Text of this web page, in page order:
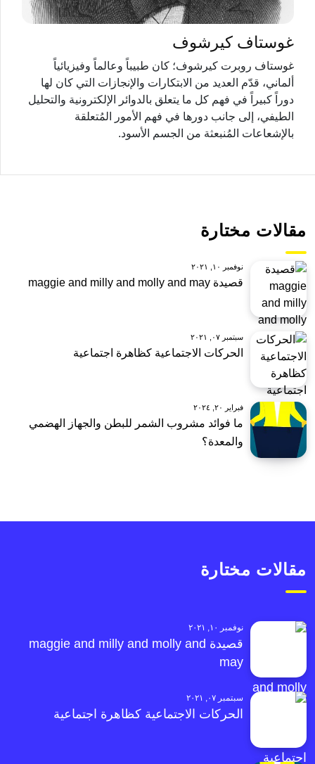
غوستاف كيرشوف
غوستاف روبرت كيرشوف؛ كان طبيباً وعالماً وفيزيائياً
ألماني، قدّم العديد من الابتكارات والإنجازات التي كان لها
دوراً كبيراً في فهم كل ما يتعلق بالدوائر الإلكترونية والتحليل
الطيفي، إلى جانب دورها في فهم الأمور المُتعلقة
بالإشعاعات المُنبعثة من الجسم الأسود.
مقالات مختارة
نوفمبر ١٠, ٢٠٢١
قصيدة maggie and milly and molly and may
سبتمبر ٠٧, ٢٠٢١
الحركات الاجتماعية كظاهرة اجتماعية
فبراير ٢٠, ٢٠٢٤
ما فوائد مشروب الشمر للبطن والجهاز الهضمي
والمعدة؟
مقالات مختارة
نوفمبر ١٠, ٢٠٢١
قصيدة maggie and milly and molly and
may
سبتمبر ٠٧, ٢٠٢١
الحركات الاجتماعية كظاهرة اجتماعية